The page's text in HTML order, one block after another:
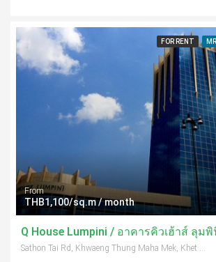
FOR RENT
From
THB1,100/sq.m / month
Q House Lumpini / อาคารคิวเฮ้าส์ ลุม